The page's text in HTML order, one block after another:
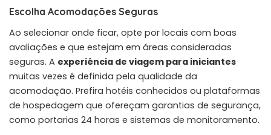
Escolha Acomodações Seguras
Ao selecionar onde ficar, opte por locais com boas
avaliações e que estejam em áreas consideradas
seguras. A experiência de viagem para iniciantes
muitas vezes é definida pela qualidade da
acomodação. Prefira hotéis conhecidos ou plataformas
de hospedagem que ofereçam garantias de segurança,
como portarias 24 horas e sistemas de monitoramento.